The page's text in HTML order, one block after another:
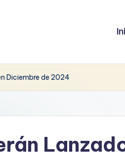
Diciembre de 2024